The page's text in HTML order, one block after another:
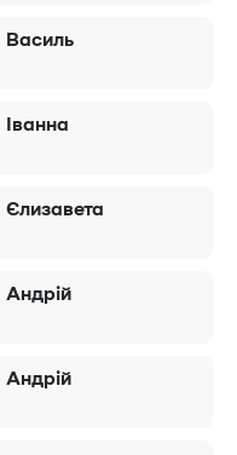
Василь
Іванна
Єлизавета
Андрій
Андрій